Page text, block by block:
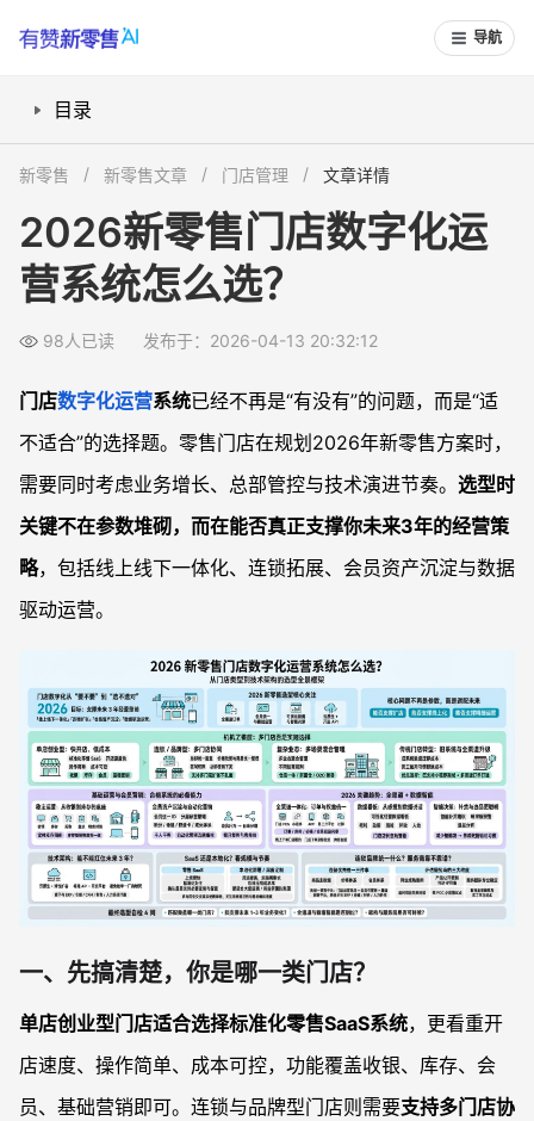
导航
目录
四、如何对比不同门店系统与整体架构方案？
2026新零售系统和现在的系统，核心差别在哪里？
单店开业预算有限，是否有必要一开始就用新零售系统？
新零售 新零售文章 门店管理 文章详情
2026新零售门店数字化运
营系统怎么选？
98人已读 发布于：2026-04-13 20:32:12
门店数字化运营系统已经不再是“有没有”的问题，而是“适
不适合”的选择题。零售门店在规划2026年新零售方案时，
需要同时考虑业务增长、总部管控与技术演进节奏。 选型时
关键不在参数堆砌，而在能否真正支撑你未来3年的经营策
略，包括线上线下一体化、连锁拓展、会员资产沉淀与数据
驱动运营。
一、先搞清楚，你是哪一类门店？
单店创业型门店适合选择标准化零售SaaS系统，更看重开
店速度、操作简单、成本可控，功能覆盖收银、库存、会
员、基础营销即可。连锁与品牌型门店则需要支持多门店协